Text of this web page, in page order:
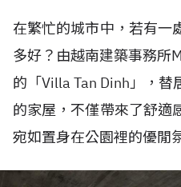
在繁忙的城市中，若有一
多好？由越南建築事務所
的「Villa Tan Dinh」，替
的家屋，不僅帶來了舒適
宛如置身在公園裡的優閒